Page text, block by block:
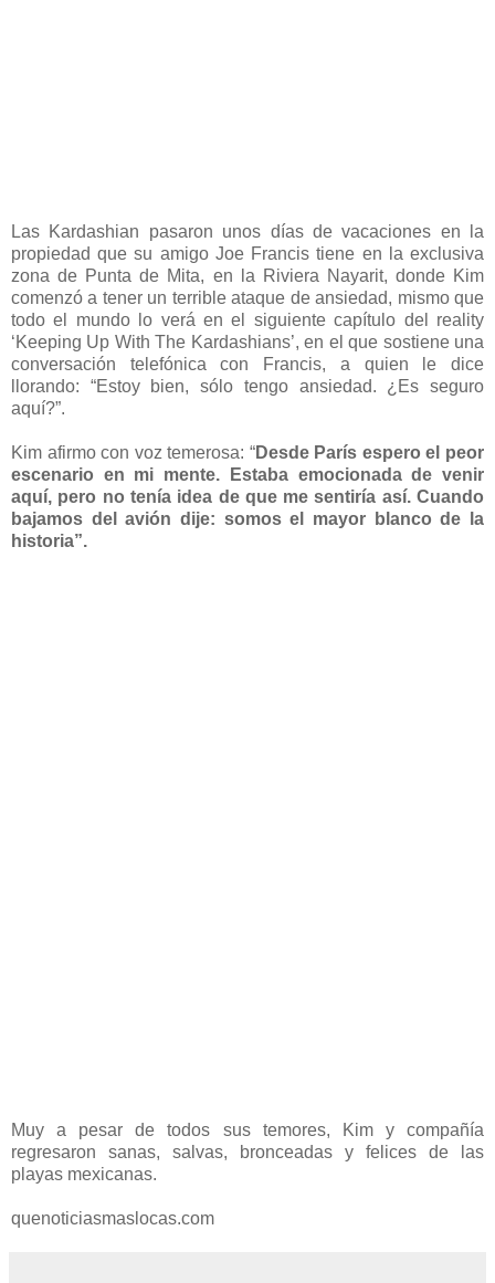
Las Kardashian pasaron unos días de vacaciones en la
propiedad que su amigo Joe Francis tiene en la exclusiva
zona de Punta de Mita, en la Riviera Nayarit, donde Kim
comenzó a tener un terrible ataque de ansiedad, mismo que
todo el mundo lo verá en el siguiente capítulo del reality
‘Keeping Up With The Kardashians’, en el que sostiene una
conversación telefónica con Francis, a quien le dice
llorando: “Estoy bien, sólo tengo ansiedad. ¿Es seguro
aquí?”.
Kim afirmo con voz temerosa: “Desde París espero el peor
escenario en mi mente. Estaba emocionada de venir
aquí, pero no tenía idea de que me sentiría así. Cuando
bajamos del avión dije: somos el mayor blanco de la
historia”.
Muy a pesar de todos sus temores, Kim y compañía
regresaron sanas, salvas, bronceadas y felices de las
playas mexicanas.
quenoticiasmaslocas.com